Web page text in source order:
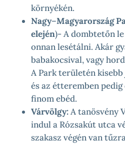
környékén.
Nagy–Magyarország
elején)- A dombtetőn
onnan lesétálni. Akár
babakocsival, vagy
A Park területén
és az étteremben
finom ebéd.
Várvölgy:A tanösvény
indul a Rózsakút utca
szakasz végén van